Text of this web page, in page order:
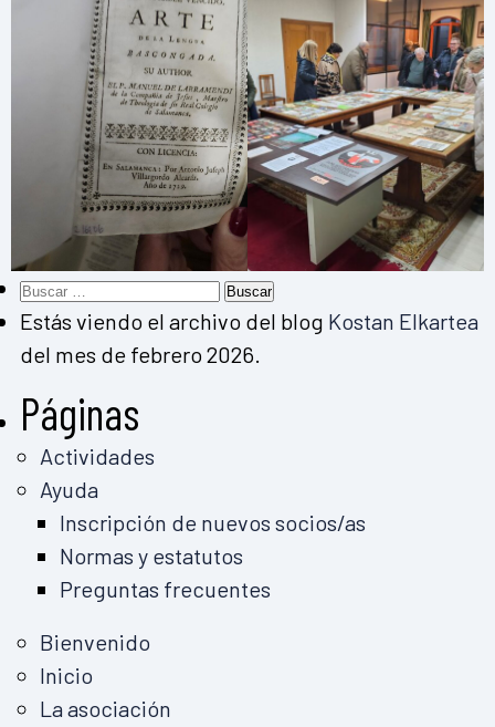
Buscar:
Estás viendo el archivo del blog Kostan Elkartea
del mes de febrero 2026.
Páginas
Actividades
Ayuda
Inscripción de nuevos socios/as
Normas y estatutos
Preguntas frecuentes
Bienvenido
Inicio
La asociación